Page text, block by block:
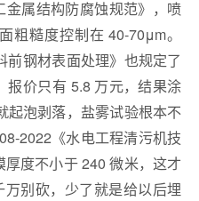
属结构防腐蚀规范》，喷
粗糙度控制在 40-70μm。
前钢材表面处理》也规定了
报价只有 5.8 万元，结果涂
起泡剥落，盐雾试验根本不
《水电工程清污机技
度不小于 240 微米，这才
别砍，少了就是给以后埋